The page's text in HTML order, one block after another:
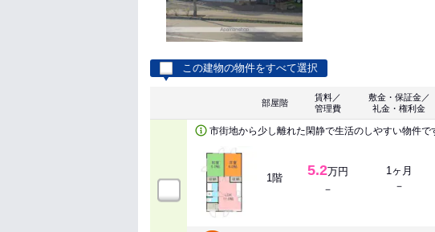
この建物の物件をすべて選択
部屋階
賃料／
管理費
敷金・保証金／
礼金・権利金
市街地から少し離れた閑静で生活のしやすい物件で
1階 5.2万円
－
1ヶ月
－